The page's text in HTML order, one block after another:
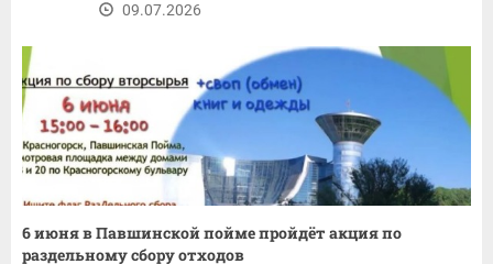
09.07.2026
6 июня в Павшинской пойме пройдёт акция по
раздельному сбору отходов